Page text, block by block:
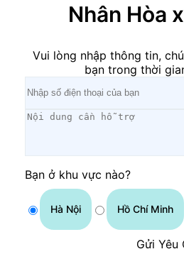
Nhân Hòa
Vui lòng nhập thông tin,
bạn trong thời
Bạn ở khu vực nào?
Hà Nội Hồ Chí Minh
Gửi Yêu